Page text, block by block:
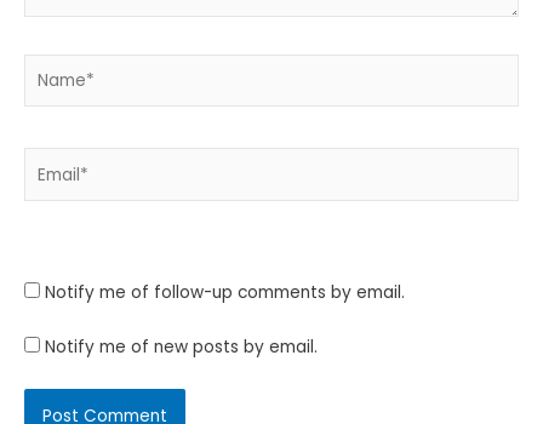
Notify me of follow-up comments by email.
Notify me of new posts by email.